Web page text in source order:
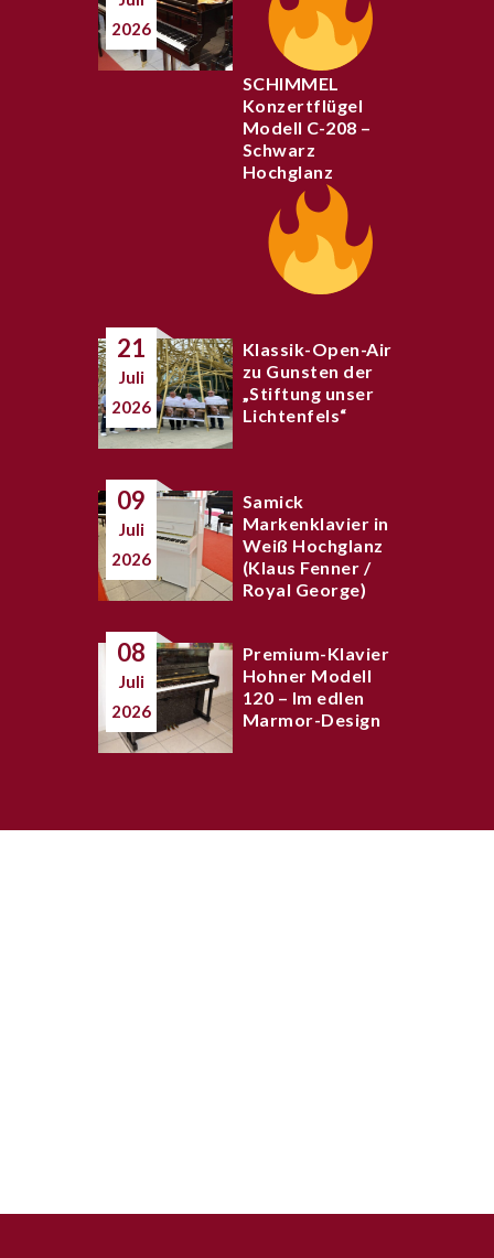
2026
SCHIMMEL
Konzertflügel
Modell C-208 –
Schwarz
Hochglanz
21
Juli
2026
Klassik-Open-Air
zu Gunsten der
„Stiftung unser
Lichtenfels“
09
Juli
2026
Samick
Markenklavier in
Weiß Hochglanz
(Klaus Fenner /
Royal George)
08
Juli
2026
Premium-Klavier
Hohner Modell
120 – Im edlen
Marmor-Design